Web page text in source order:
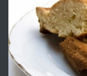
ПРЕДЛАГА